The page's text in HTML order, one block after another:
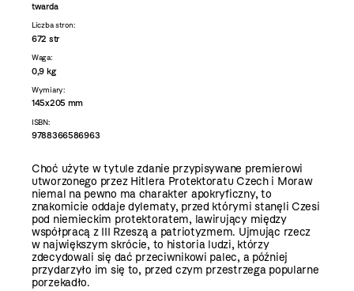
twarda
Liczba stron:
672 str
Waga:
0,9 kg
Wymiary:
145x205 mm
ISBN:
9788366586963
Choć użyte w tytule zdanie przypisywane premierowi
utworzonego przez Hitlera Protektoratu Czech i Moraw
niemal na pewno ma charakter apokryficzny, to
znakomicie oddaje dylematy, przed którymi stanęli Czesi
pod niemieckim protektoratem, lawirujący między
współpracą z III Rzeszą a patriotyzmem. Ujmując rzecz
w największym skrócie, to historia ludzi, którzy
zdecydowali się dać przeciwnikowi palec, a później
przydarzyło im się to, przed czym przestrzega popularne
porzekadło.